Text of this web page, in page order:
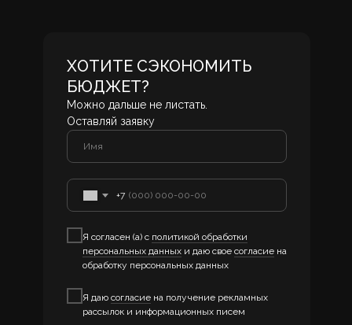
ХОТИТЕ СЭКОНОМИТЬ
БЮДЖЕТ?
Можно дальше не листать.
Оставляй заявку
+7
Я согласен (а) с политикой обработки
персональных данных и даю свое согласие на
обработку персональных данных
Я даю согласие на получение рекламных
рассылок и информационных писем